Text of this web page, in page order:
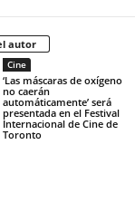
autor
Cine
‘Las máscaras de oxígeno
no caerán
automáticamente’ será
presentada en el Festival
Internacional de Cine de
Toronto